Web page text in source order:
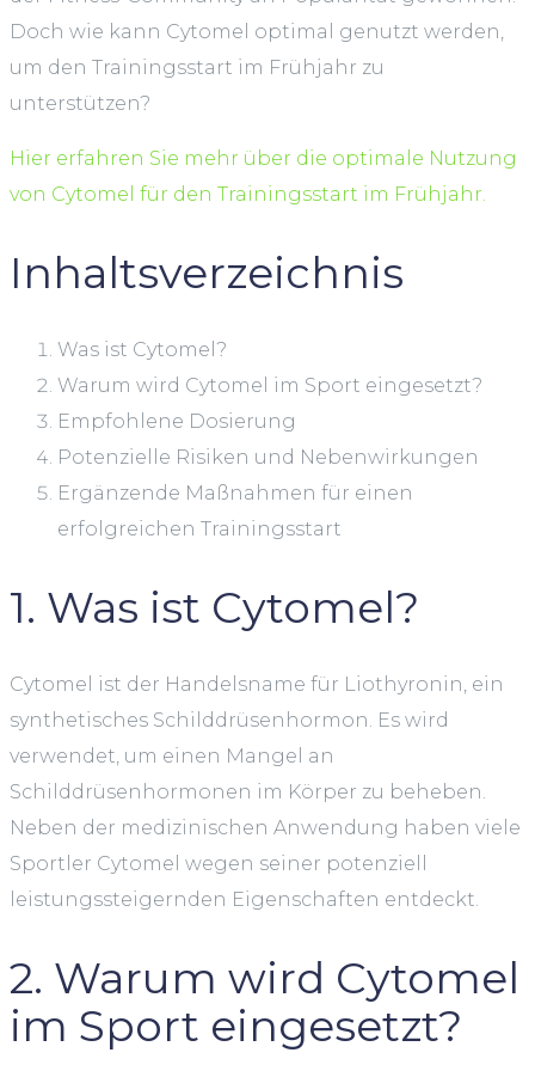
Doch wie kann Cytomel optimal genutzt werden,
um den Trainingsstart im Frühjahr zu
unterstützen?
Hier erfahren Sie mehr über die optimale Nutzung
von Cytomel für den Trainingsstart im Frühjahr.
Inhaltsverzeichnis
Was ist Cytomel?
Warum wird Cytomel im Sport eingesetzt?
Empfohlene Dosierung
Potenzielle Risiken und Nebenwirkungen
Ergänzende Maßnahmen für einen
erfolgreichen Trainingsstart
1. Was ist Cytomel?
Cytomel ist der Handelsname für Liothyronin, ein
synthetisches Schilddrüsenhormon. Es wird
verwendet, um einen Mangel an
Schilddrüsenhormonen im Körper zu beheben.
Neben der medizinischen Anwendung haben viele
Sportler Cytomel wegen seiner potenziell
leistungssteigernden Eigenschaften entdeckt.
2. Warum wird Cytomel
im Sport eingesetzt?